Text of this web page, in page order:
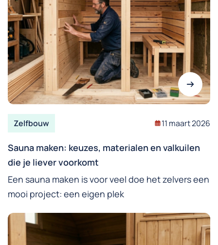
Zelfbouw 11 maart 2026
Sauna maken: keuzes, materialen en valkuilen
die je liever voorkomt
Een sauna maken is voor veel doe het zelvers een
mooi project: een eigen plek